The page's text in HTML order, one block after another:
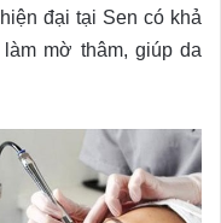
đại tại Sen có khả
mờ thâm, giúp da